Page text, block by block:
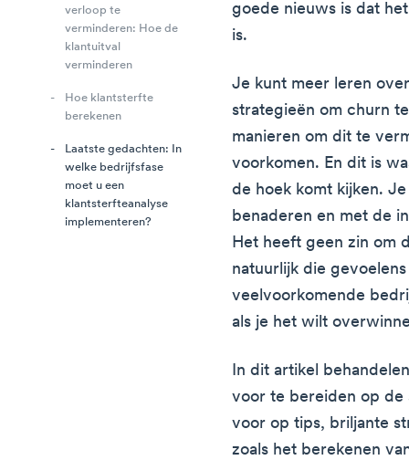
verloop te
verminderen: Hoe de
klantuitval
verminderen
Hoe klantsterfte
berekenen
Laatste gedachten: In
welke bedrijfsfase
moet u een
klantsterfteanalyse
implementeren?
goede nieuws is dat
is.
Je kunt meer leren
strategieën om churn
manieren om dit te
voorkomen. En dit is
de hoek komt kijken.
benaderen en met de
Het heeft geen zin om
natuurlijk die
veelvoorkomende
als je het wilt
In dit artikel
voor te bereiden op de
voor op tips, briljante
zoals het berekenen